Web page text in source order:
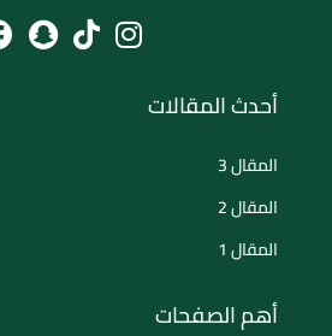
أحدث المقالات
المقال 3
المقال 2
المقال 1
أهم الصفحات